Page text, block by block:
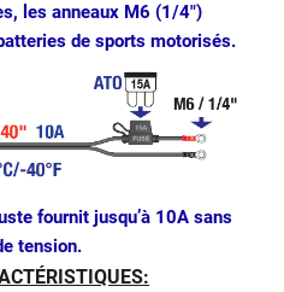
les anneaux M6 (1/4″)
de sports motorisés.
fournit jusqu’à 10A sans
tension.